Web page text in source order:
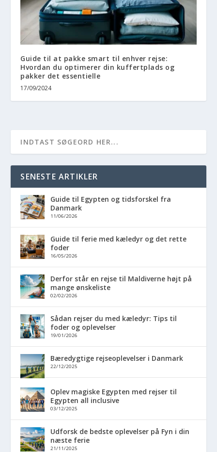
Guide til at pakke smart til enhver rejse:
Hvordan du optimerer din kuffertplads og
pakker det essentielle
17/09/2024
SENESTE ARTIKLER
Guide til Egypten og tidsforskel fra
Danmark
11/06/2026
Guide til ferie med kæledyr og det rette
foder
16/05/2026
Derfor står en rejse til Maldiverne højt på
mange ønskeliste
02/02/2026
Sådan rejser du med kæledyr: Tips til
foder og oplevelser
19/01/2026
Bæredygtige rejseoplevelser i Danmark
22/12/2025
Oplev magiske Egypten med rejser til
Egypten all inclusive
03/12/2025
Udforsk de bedste oplevelser på Fyn i din
næste ferie
21/11/2025